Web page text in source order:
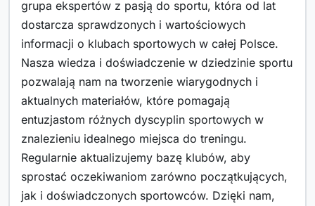
grupa ekspertów z pasją do sportu, która od lat
dostarcza sprawdzonych i wartościowych
informacji o klubach sportowych w całej Polsce.
Nasza wiedza i doświadczenie w dziedzinie sportu
pozwalają nam na tworzenie wiarygodnych i
aktualnych materiałów, które pomagają
entuzjastom różnych dyscyplin sportowych w
znalezieniu idealnego miejsca do treningu.
Regularnie aktualizujemy bazę klubów, aby
sprostać oczekiwaniom zarówno początkujących,
jak i doświadczonych sportowców. Dzięki nam,